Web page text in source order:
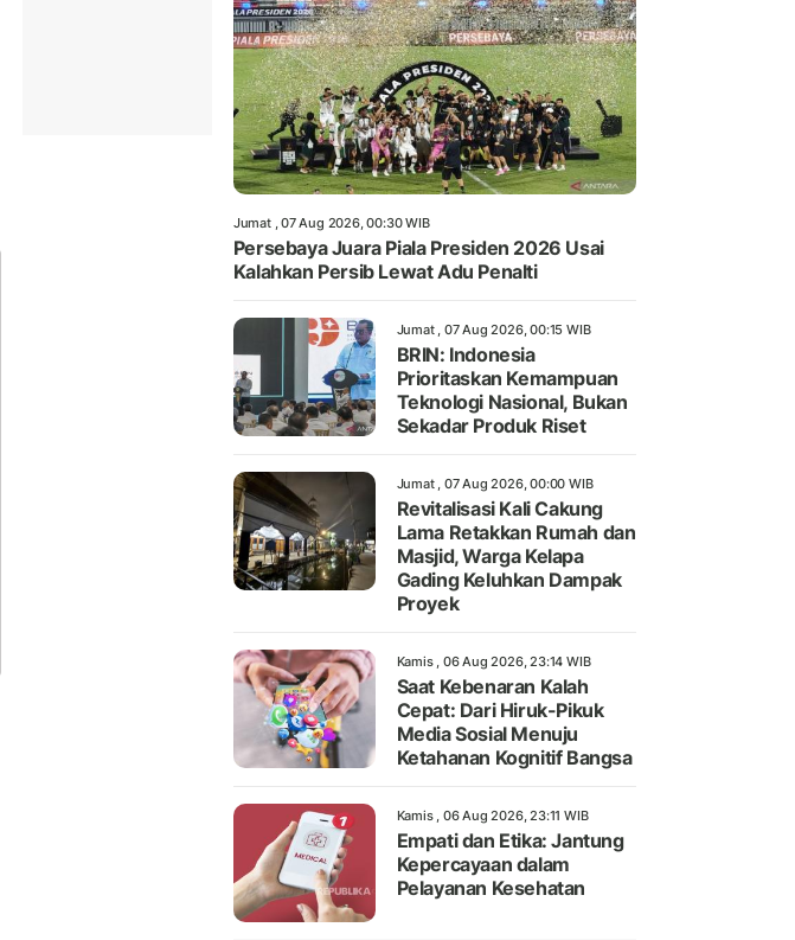
Jumat , 07 Aug 2026, 00:30 WIB
Persebaya Juara Piala Presiden 2026 Usai
Kalahkan Persib Lewat Adu Penalti
Jumat , 07 Aug 2026, 00:15 WIB
BRIN: Indonesia
Prioritaskan Kemampuan
Teknologi Nasional, Bukan
Sekadar Produk Riset
Jumat , 07 Aug 2026, 00:00 WIB
Revitalisasi Kali Cakung
Lama Retakkan Rumah dan
Masjid, Warga Kelapa
Gading Keluhkan Dampak
Proyek
Kamis , 06 Aug 2026, 23:14 WIB
Saat Kebenaran Kalah
Cepat: Dari Hiruk-Pikuk
Media Sosial Menuju
Ketahanan Kognitif Bangsa
Kamis , 06 Aug 2026, 23:11 WIB
Empati dan Etika: Jantung
Kepercayaan dalam
Pelayanan Kesehatan